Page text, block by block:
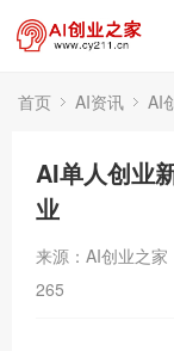
首页 AI资讯 AI
AI单人创业
业
来源：AI创业之家
265